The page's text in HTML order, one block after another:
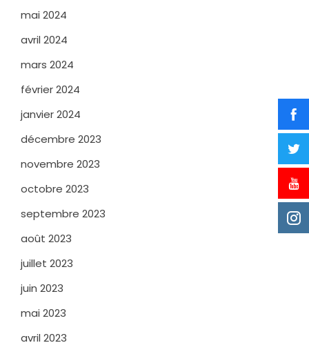
mai 2024
avril 2024
mars 2024
février 2024
janvier 2024
décembre 2023
novembre 2023
octobre 2023
septembre 2023
août 2023
juillet 2023
juin 2023
mai 2023
avril 2023